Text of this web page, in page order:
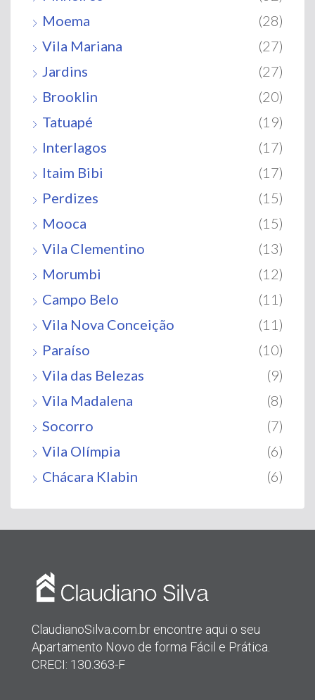
Moema
(28)
Vila Mariana
(27)
Jardins
(27)
Brooklin
(20)
Tatuapé
(19)
Interlagos
(17)
Itaim Bibi
(17)
Perdizes
(15)
Mooca
(15)
Vila Clementino
(13)
Morumbi
(12)
Campo Belo
(11)
Vila Nova Conceição
(11)
Paraíso
(10)
Vila das Belezas
(9)
Vila Madalena
(8)
Socorro
(7)
Vila Olímpia
(6)
Chácara Klabin
(6)
ClaudianoSilva.com.br encontre aqui o seu
Apartamento Novo de forma Fácil e Prática.
CRECI: 130.363-F